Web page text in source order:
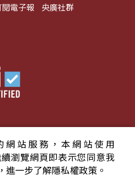
電子報 央廣社群
央廣播電臺 版權所有
服務條款 隱私權條款
網站服務，本網站使用
瀏覽網頁即表示您同意我
進一步了解隱私權政策。